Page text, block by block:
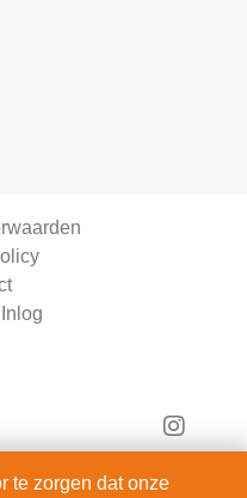
te zorgen dat onze